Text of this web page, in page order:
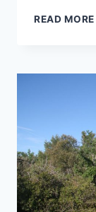
READ MORE